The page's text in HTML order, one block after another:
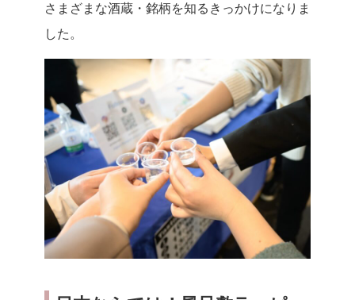
さまざまな酒蔵・銘柄を知るきっかけになりま
した。